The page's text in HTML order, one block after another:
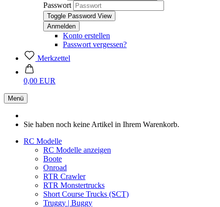
Passwort
Toggle Password View
Konto erstellen
Passwort vergessen?
Merkzettel
0,00 EUR
Menü
Sie haben noch keine Artikel in Ihrem Warenkorb.
RC Modelle
RC Modelle anzeigen
Boote
Onroad
RTR Crawler
RTR Monstertrucks
Short Course Trucks (SCT)
Truggy | Buggy